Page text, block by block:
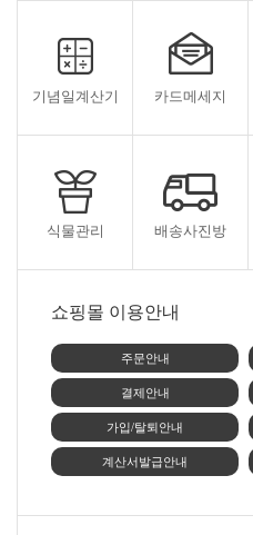
기념일계산기 카드메세지
식물관리 배송사진방
쇼핑몰 이용안내
주문안내
결제안내
가입/탈퇴안내
계산서발급안내